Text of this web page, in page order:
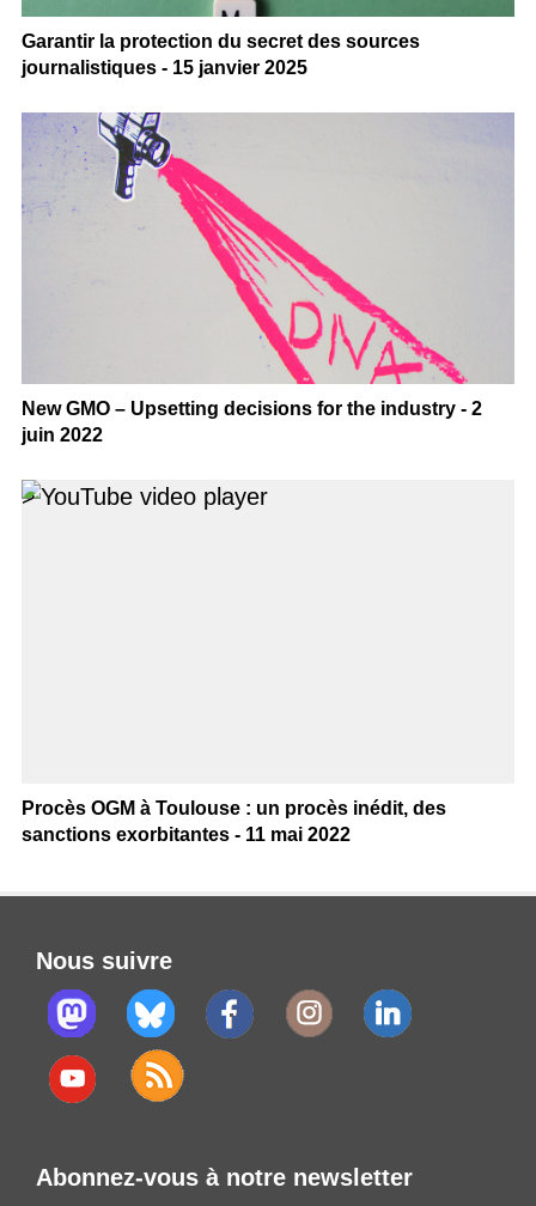
Garantir la protection du secret des sources
journalistiques - 15 janvier 2025
New GMO – Upsetting decisions for the industry - 2
juin 2022
>
Procès OGM à Toulouse : un procès inédit, des
sanctions exorbitantes - 11 mai 2022
Nous suivre
Abonnez-vous à notre newsletter